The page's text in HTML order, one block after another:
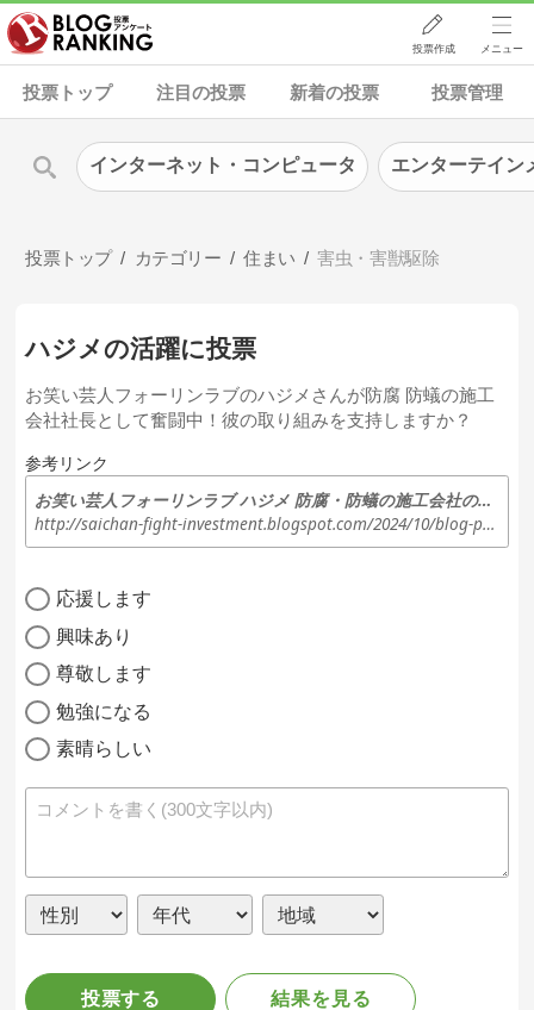
投票作成 メニュー
投票トップ 注目の投票 新着の投票 投票管理
投票トップ カテゴリー 住まい 害虫・害獣駆除
ハジメの活躍に投票
お笑い芸人フォーリンラブのハジメさんが防腐 防蟻の施工
会社社長として奮闘中！彼の取り組みを支持しますか？
参考リンク
お笑い芸人フォーリンラブ ハジメ 防腐・防蟻の施工会社の社長として奮闘(建設メディア「施工の神様」)
http://saichan-fight-investment.blogspot.com/2024/10/blog-post_24.html
応援します
興味あり
尊敬します
勉強になる
素晴らしい
投票する 結果を見る
インターネット・コンピュータ エンターテイン